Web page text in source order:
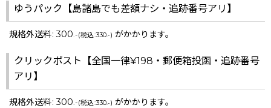
ゆうパック【島諸島でも差額ナシ・追跡番号アリ】
規格外送料: 300.-(税込:330.-) がかかります。
クリックポスト【全国一律¥198・郵便箱投函・追跡番号
アリ】
規格外送料: 300.-(税込:330.-) がかかります。